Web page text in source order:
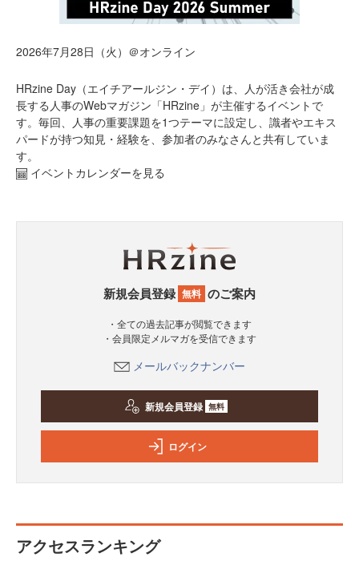
2026年7月28日（火）＠オンライン
HRzine Day（エイチアールジン・デイ）は、人が活き会社が成
長する人事のWebマガジン「HRzine」が主催するイベントで
す。毎回、人事の重要課題を1つテーマに設定し、識者やエキス
パードが持つ知見・経験を、参加者のみなさんと共有していま
す。
イベントカレンダーを見る
新規会員登録 無料 のご案内
・全ての過去記事が閲覧できます
・会員限定メルマガを受信できます
メールバックナンバー
新規会員登録 無料
ログイン
アクセスランキング